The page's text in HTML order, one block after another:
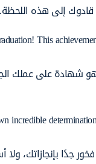
قادوك إلى هذه
This
شهادة على عملك
incredible
جدًا بإنجازاتك،